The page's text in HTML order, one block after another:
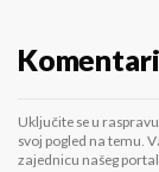
Komentari
Uključite se u
svoj pogled na temu.
zajednicu našeg